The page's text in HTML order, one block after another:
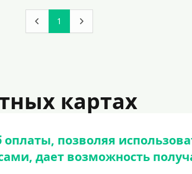
1
картах
позволяя
дает возможность